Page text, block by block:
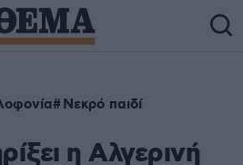
Νεκρό παιδί
η Αλγερινή